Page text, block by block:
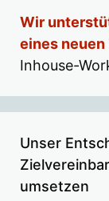
Wir
eines
Inhouse-
Unser
umsetzen